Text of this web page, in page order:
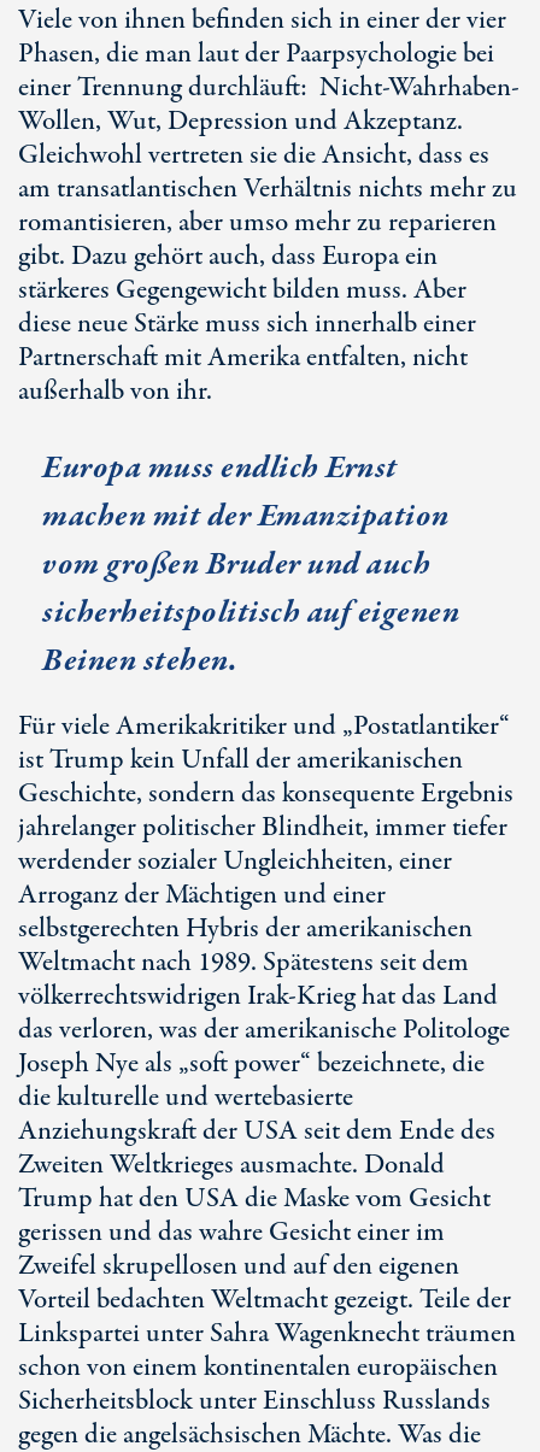
Viele von ihnen befinden sich in einer der vier
Phasen, die man laut der Paarpsychologie bei
einer Trennung durchläuft: Nicht-Wahrhaben-
Wollen, Wut, Depression und Akzeptanz.
Gleichwohl vertreten sie die Ansicht, dass es
am transatlantischen Verhältnis nichts mehr zu
romantisieren, aber umso mehr zu reparieren
gibt. Dazu gehört auch, dass Europa ein
stärkeres Gegengewicht bilden muss. Aber
diese neue Stärke muss sich innerhalb einer
Partnerschaft mit Amerika entfalten, nicht
außerhalb von ihr.
Europa muss endlich Ernst
machen mit der Emanzipation
vom großen Bruder und auch
sicherheitspolitisch auf eigenen
Beinen stehen.
Für viele Amerikakritiker und „Postatlantiker“
ist Trump kein Unfall der amerikanischen
Geschichte, sondern das konsequente Ergebnis
jahrelanger politischer Blindheit, immer tiefer
werdender sozialer Ungleichheiten, einer
Arroganz der Mächtigen und einer
selbstgerechten Hybris der amerikanischen
Weltmacht nach 1989. Spätestens seit dem
völkerrechtswidrigen Irak-Krieg hat das Land
das verloren, was der amerikanische Politologe
Joseph Nye als „soft power“ bezeichnete, die
die kulturelle und wertebasierte
Anziehungskraft der USA seit dem Ende des
Zweiten Weltkrieges ausmachte. Donald
Trump hat den USA die Maske vom Gesicht
gerissen und das wahre Gesicht einer im
Zweifel skrupellosen und auf den eigenen
Vorteil bedachten Weltmacht gezeigt. Teile der
Linkspartei unter Sahra Wagenknecht träumen
schon von einem kontinentalen europäischen
Sicherheitsblock unter Einschluss Russlands
gegen die angelsächsischen Mächte. Was die